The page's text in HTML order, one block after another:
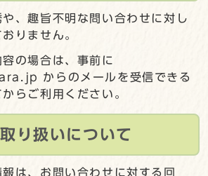
、趣旨不明な問い合わせに対し
りません。
の場合は、事前に
からのメールを受信できる
らご利用ください。
り扱いについて
は、お問い合わせに対する回